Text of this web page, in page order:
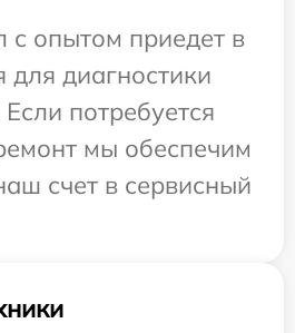
с опытом приедет в
для диагностики
потребуется
мы обеспечим
счет в сервисный